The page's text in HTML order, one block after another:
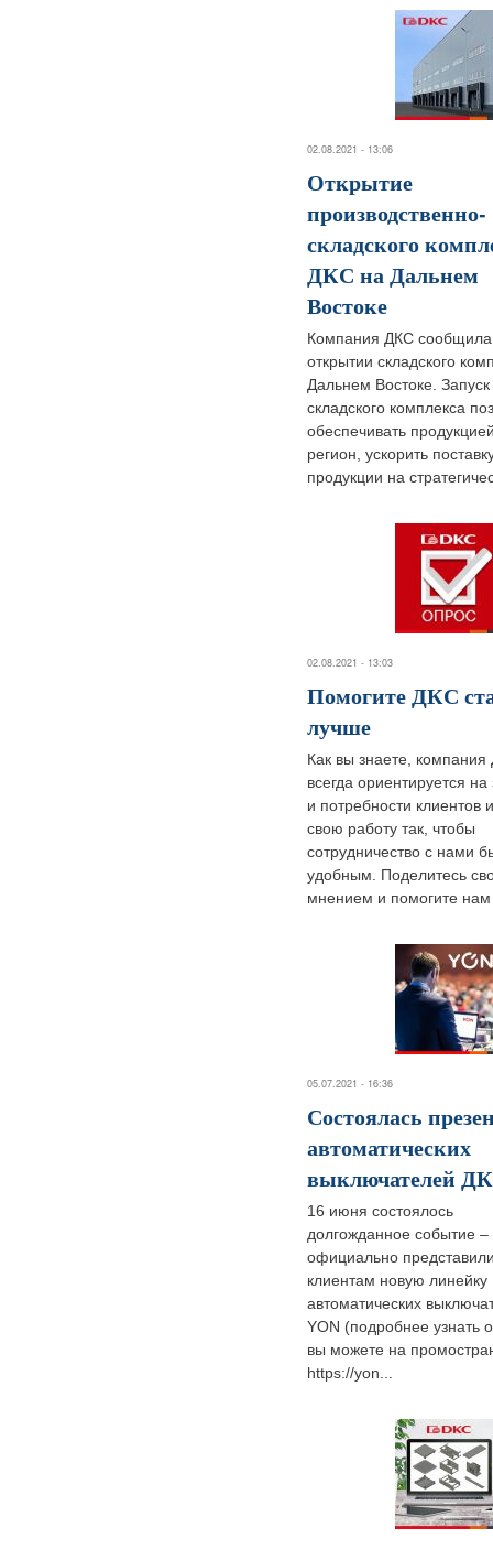
02.08.2021 - 13:06
Открытие
производственно-
складского
ДКС на Дальнем
Востоке
Компания ДКС
открытии складского
Дальнем Востоке. Запуск
складского комплекса
обеспечивать
регион, ускорить
продукции на
02.08.2021 - 13:03
Помогите ДКС
лучше
Как вы знаете,
всегда ориентируется
и потребности клиентов
свою работу так, чтобы
сотрудничество с нами
удобным. Поделитесь
мнением и помогите нам
05.07.2021 - 16:36
Состоялась
автоматических
выключателей
16 июня состоялось
долгожданное событие
официально
клиентам новую линейку
автоматических
YON (подробнее узнать
вы можете на
https://yon...